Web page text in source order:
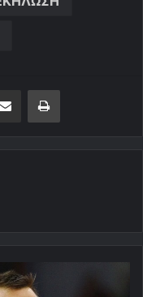
Κοινοποίηση μέσω ηλεκτρονικού ταχυδρομείουΕκτύπωση